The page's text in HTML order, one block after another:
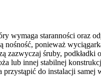
wymaga staranności oraz
nośność, ponieważ
zazwyczaj śruby,
lub innej stabilnej
do instalacji samej